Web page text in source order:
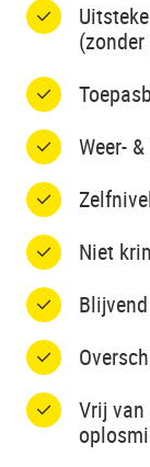
Weer-
Niet
Vrij